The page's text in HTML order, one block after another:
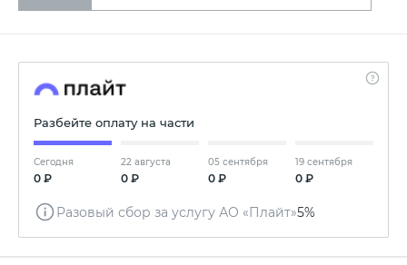
Разбейте оплату на части
Сегодня
0 ₽
22 августа
0 ₽
05 сентября
0 ₽
19 сентября
0 ₽
Разовый сбор за услугу АО «Плайт»5%